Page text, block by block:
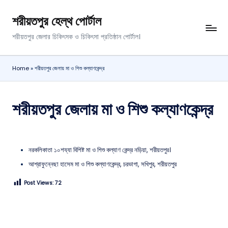
শরীয়তপুর হেল্থ পোর্টাল
শরীয়তপুর জেলার চিকিৎসক ও চিকিৎসা প্রতিষ্ঠান পোর্টাল।
Home»শরীয়তপুর জেলায় মা ও শিশু কল্যাণকেন্দ্র
শরীয়তপুর জেলায় মা ও শিশু কল্যাণকেন্দ্র
নরকলিকাতা ১০শয্যা বিশিষ্ট মা ও শিশু কল্যাণ কেন্দ্র নড়িয়া, শরীয়তপুর।
আশ্রাফুন্নেছা হাসেম মা ও শিশু কল্যাণকেন্দ্র, চরভাগা, সখিপুর, শরীয়তপুর
Post Views: 72